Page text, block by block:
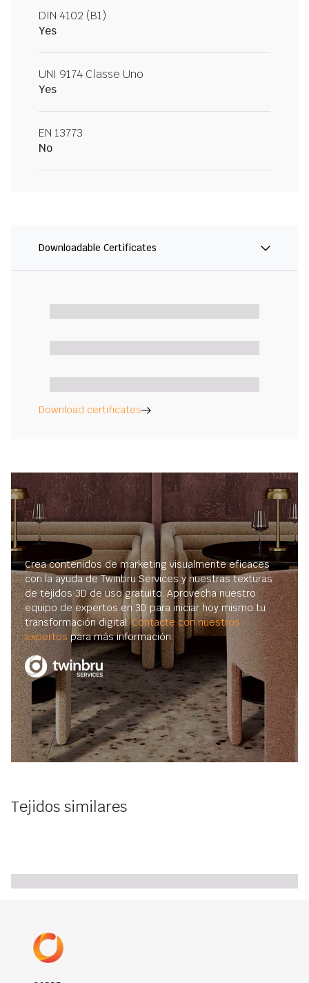
DIN 4102 (B1)
Yes
UNI 9174 Classe Uno
Yes
EN 13773
No
Downloadable Certificates
Download certificates
Crea contenidos de marketing visualmente eficaces
con la ayuda de Twinbru Services y nuestras texturas
de tejidos 3D de uso gratuito. Aprovecha nuestro
equipo de expertos en 3D para iniciar hoy mismo tu
transformación digital.Contacte con nuestros
expertos para más información.
Tejidos similares